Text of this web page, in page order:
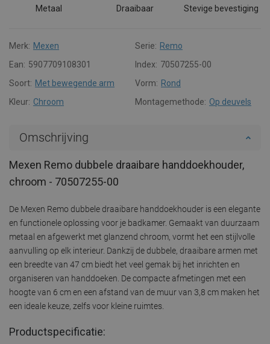
Metaal Draaibaar Stevige bevestiging
Merk: Mexen Serie: Remo
Ean: 5907709108301 Index: 70507255-00
Soort: Met bewegende arm Vorm: Rond
Kleur: Chroom Montagemethode: Op deuvels
Omschrijving
Mexen Remo dubbele draaibare handdoekhouder,
chroom - 70507255-00
De Mexen Remo dubbele draaibare handdoekhouder is een elegante
en functionele oplossing voor je badkamer. Gemaakt van duurzaam
metaal en afgewerkt met glanzend chroom, vormt het een stijlvolle
aanvulling op elk interieur. Dankzij de dubbele, draaibare armen met
een breedte van 47 cm biedt het veel gemak bij het inrichten en
organiseren van handdoeken. De compacte afmetingen met een
hoogte van 6 cm en een afstand van de muur van 3,8 cm maken het
een ideale keuze, zelfs voor kleine ruimtes.
Productspecificatie: